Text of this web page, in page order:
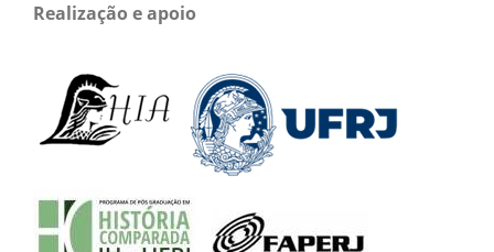
Realização e apoio